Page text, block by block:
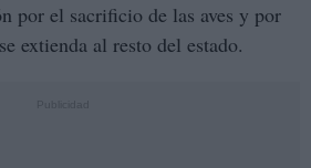
por el sacrificio de las aves y por
extienda al resto del estado.